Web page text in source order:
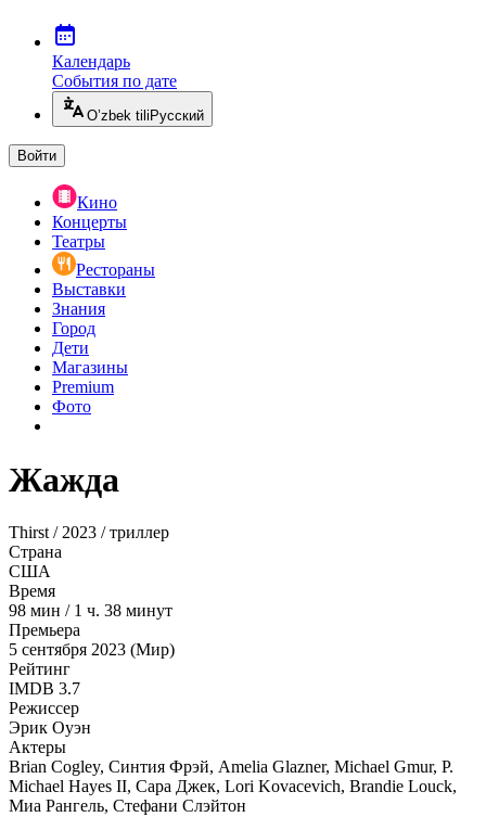
Календарь
События по дате
O’zbek tili Русский
Войти
Кино
Концерты
Театры
Рестораны
Выставки
Знания
Город
Дети
Магазины
Premium
Фото
Жажда
Thirst / 2023 / триллер
Страна
США
Время
98 мин / 1 ч. 38 минут
Премьера
5 сентября 2023 (Мир)
Рейтинг
IMDB 3.7
Режиссер
Эрик Оуэн
Актеры
Brian Cogley, Синтия Фрэй, Amelia Glazner, Michael Gmur, P.
Michael Hayes II, Сара Джек, Lori Kovacevich, Brandie Louck,
Миа Рангель, Стефани Слэйтон